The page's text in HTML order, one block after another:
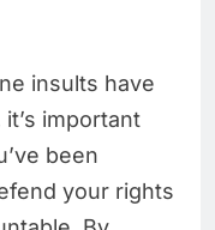
insults have
important
been
your rights